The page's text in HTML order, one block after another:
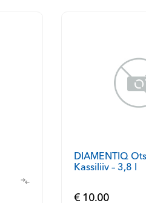
DIAMENTIQ
Kassiliiv – 3,8 l
€ 10.00